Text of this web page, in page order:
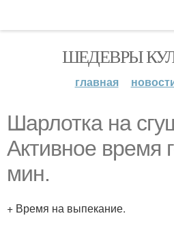
ШЕДЕВРЫ
главная
Шарлотка на
Активное время
мин.
+ Время на выпекание.